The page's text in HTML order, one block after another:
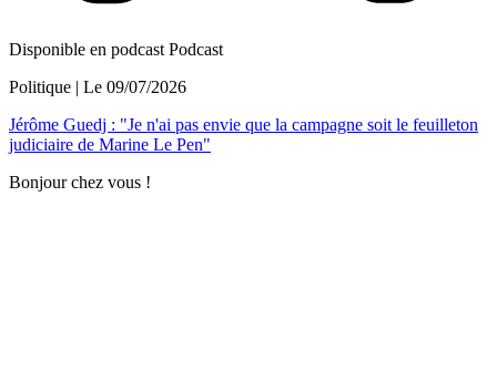
Disponible en podcast Podcast
Politique | Le 09/07/2026
Jérôme Guedj : "Je n'ai pas envie que la campagne soit le feuilleton
judiciaire de Marine Le Pen"
Bonjour chez vous !